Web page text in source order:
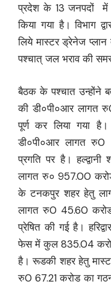
प्रदेश के 13 जनपदों में
किया गया है। विभाग
लिये मास्टर ड्रेनेज प्लान
पश्चात् जल भराव की
बैठक के पश्चात उन्होंने
की डी०पी०आर लागत
पूर्ण कर लिया गया
डी०पी०आर लागत रु0
प्रगति पर है।
लागत रु० 957.00
के टनकपुर शहर हेतु
लागत रु0 45.60
प्रेषित की गई है।
फेस में कुल 835.04
है। रूडकी शहर हेतु
रु0 67.21 करोड का